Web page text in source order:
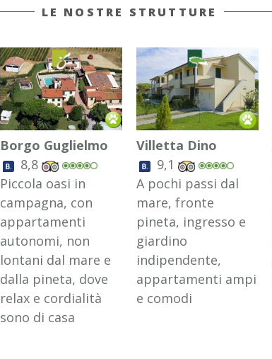
LE NOSTRE STRUTTURE
Borgo Guglielmo
8,8
Piccola oasi in
campagna, con
appartamenti
autonomi, non
lontani dal mare e
dalla pineta, dove
relax e cordialità
sono di casa
Villetta Dino
9,1
A pochi passi dal
mare, fronte
pineta, ingresso e
giardino
indipendente,
appartamenti ampi
e comodi